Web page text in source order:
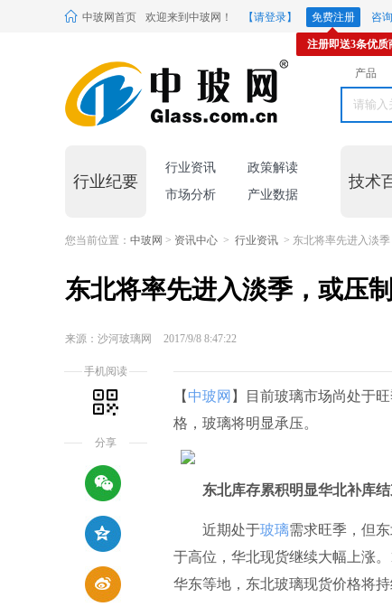
中玻网首页 欢迎来到中玻网！ 【请登录】 免费注册 咨
注册即送3条优质
产品
行业纪要
行业资讯
政策解读
市场分析
产业数据
技术
您当前位置： 中玻网 > 资讯中心 > 行业资讯 > 东北将率先进入淡
手机阅读
分享
东北将率先进入淡季，或压
来源：沙河玻璃网 2017/9/8 8:47:22
【 中玻网 】目前玻璃市场尚处于
格，玻璃将明显承压。
东北库存累积明显华北补库
近期处于玻璃需求旺季，但
于高位，华北现货继续大幅上涨
华东等地，东北玻璃现货价格将持